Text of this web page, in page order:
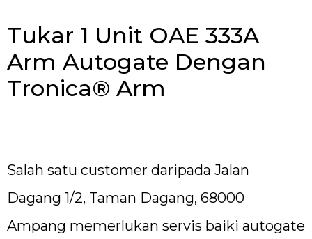
Tukar 1 Unit OAE 333A
Arm Autogate Dengan
Tronica® Arm
Salah satu customer daripada Jalan
Dagang 1/2, Taman Dagang, 68000
Ampang memerlukan servis baiki autogate